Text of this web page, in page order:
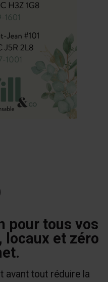
pour tous vos
locaux et zéro
avant tout réduire la